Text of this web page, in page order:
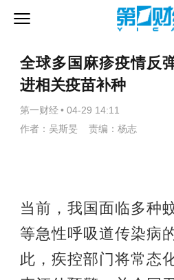
全球多国麻疹疫情反
进相关疫苗补种
第一财经 • 04-29 14:11
作者：吴斯旻 责编：杨志
当前，我国面临多种
等急性呼吸道传染病
此，疾控部门将常态